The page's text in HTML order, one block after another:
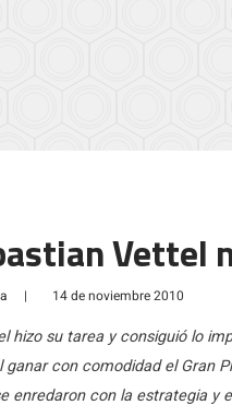
Vettel
| 14 de noviembre 2010
hizo su tarea y consiguió lo
ganar con comodidad el Gran
enredaron con la estrategia